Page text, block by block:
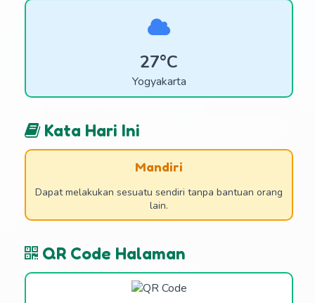
27°C
Yogyakarta
Kata Hari Ini
Mandiri
Dapat melakukan sesuatu sendiri tanpa bantuan orang
lain.
QR Code Halaman